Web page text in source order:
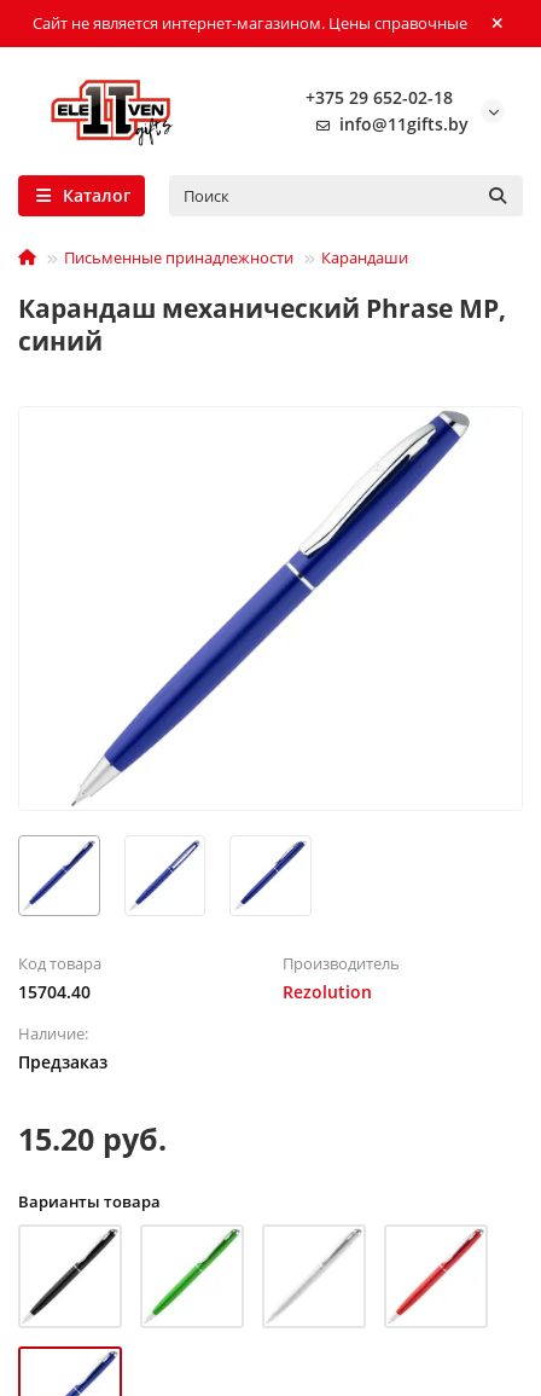
Сайт не является интернет-магазином. Цены справочные
+375 29 652-02-18
info@11gifts.by
Каталог
Письменные принадлежности Карандаши
Карандаш механический Phrase MP,
синий
Код товара
15704.40
Производитель
Rezolution
Наличие:
Предзаказ
15.20 руб.
Варианты товара